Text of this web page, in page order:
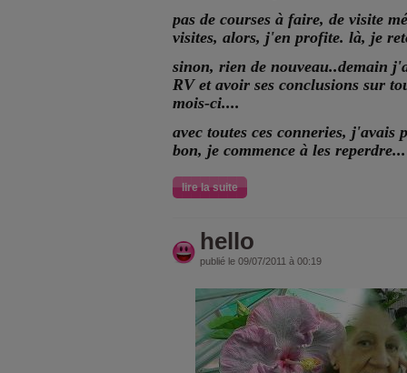
pas de courses à faire, de visite
visites, alors, j'en profite. là, je
sinon, rien de nouveau..demain
RV et avoir ses conclusions sur
mois-ci....
avec toutes ces conneries, j'avais
bon, je commence à les reperdre...
lire la suite
hello
publié le 09/07/2011 à 00:19